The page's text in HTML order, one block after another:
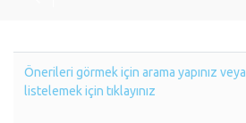
Önerileri görmek için arama yapınız veya
listelemek için tıklayınız